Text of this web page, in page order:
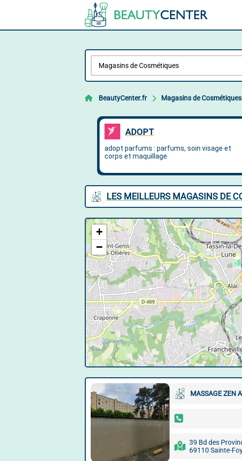
BeautyCenter.fr Magasins de Cosmétiques
LES MEILLEURS MAGASINS DE
+
−
MASSAGE ZEN
39 Bd des
69110 Sainte-